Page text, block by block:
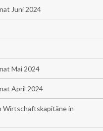
Juni 2024
Mai 2024
April 2024
Wirtschaftskapitäne in